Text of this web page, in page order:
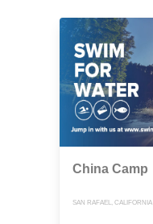
China Camp
SAN RAFAEL, CALIFORNIA